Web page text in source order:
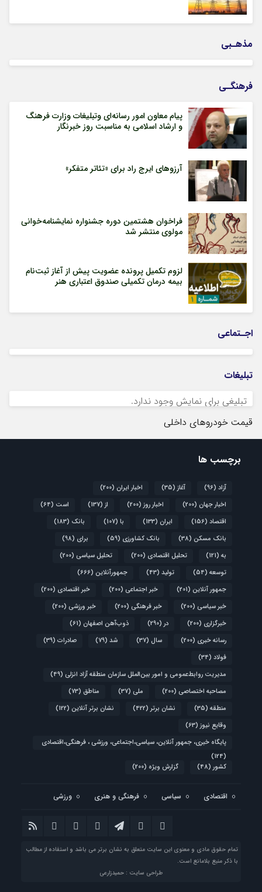
مذهـبی
فرهنگـی
پیام معاون امور رسانه‌ای وتبلیغات وزارت فرهنگ
و ارشاد اسلامی به مناسبت روز خبرنگار
آرزوهای ایرج راد برای «تئاتر متفکر»
فراخوان هشتمین دوره جشنواره نمایشنامه‌خوانی
مولوی منتشر شد
لزوم تکمیل پرونده عضویت پیش از آغاز ثبت‌نام
بیمه درمان تکمیلی صندوق اعتباری هنر
اجـتماعی
تبلیغات
تبلیغی برای نمایش وجود ندارد.
قیمت خودروهای داخلی
برچسب ها
آزاد (96) آغاز (35) اخبار ایران (200)
اخبار جهان (200) اخبار روز (200) از (137) است (64)
اقتصاد (156) ایران (133) با (107) بانک (183)
بانک مسکن (38) بانک کشاورزی (59) برای (98)
به (121) تحلیل اقتصادی (200) تحلیل سیاسی (200)
توسعه (54) تولید (43) جمهورآنلاین (666)
جمهور آنلاین (201) خبر اجتماعی (200) خبر اقتصادی (200)
خبر سیاسی (200) خبر فرهنگی (200) خبر ورزشی (200)
خبرگزاری (200) در (290) ذوب‌آهن اصفهان (61)
رسانه خبری (200) سال (37) شد (79) صادرات (39)
فولاد (34)
مدیریت روابط‌عمومی و امور بین‌الملل سازمان منطقه آزاد انزلی (49)
مصاحبه اختصاصی (200) ملی (37) مناطق (73)
منطقه (35) نشان برتر (422) نشان برتر آنلاین (122)
وقایع نیوز (63)
پایگاه خبری، جمهور آنلاین، سیاسی،اجتماعی، ورزشی ، فرهنگی،اقتصادی
(124)
کشور (48) گزارش ویژه (200)
اقتصادی سیاسی فرهنگی و هنری ورزشی
تمام حقوق مادی و معنوی این سایت متعلق به نشان برتر می باشد و استفاده از مطالب
با ذکر منبع بلامانع است.
طراحی سایت : حمیدزارعی